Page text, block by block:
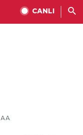
CANLI
AA